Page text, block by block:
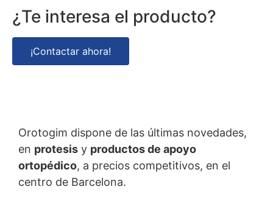
¿Te interesa el producto?
¡Contactar ahora!
Orotogim dispone de las últimas novedades,
en protesis y productos de apoyo
ortopédico, a precios competitivos, en el
centro de Barcelona.